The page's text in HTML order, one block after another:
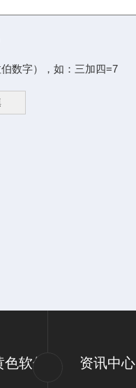
），如：三加四=7
软件 资讯中心